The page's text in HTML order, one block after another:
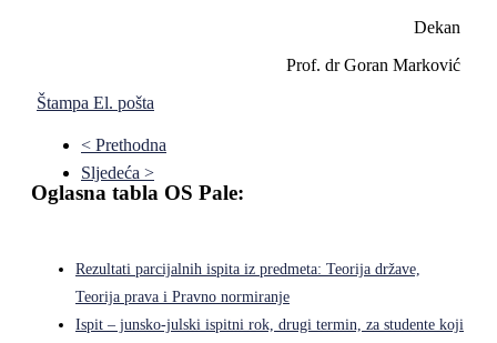
Dekan
Prof. dr Goran Marković
Štampa El. pošta
< Prethodna
Sljedeća >
Oglasna tabla OS Pale:
Rezultati parcijalnih ispita iz predmeta: Teorija države,
Teorija prava i Pravno normiranje
Ispit – junsko-julski ispitni rok, drugi termin, za studente koji